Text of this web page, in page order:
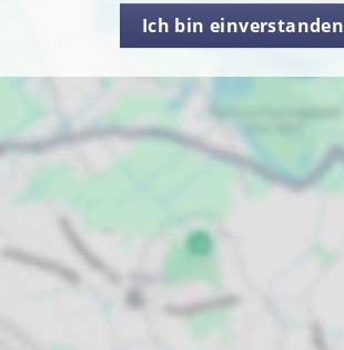
Ich bin einverstanden